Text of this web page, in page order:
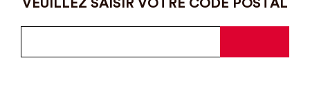
VEUILLEZ SAISIR VOTRE CODE POSTAL